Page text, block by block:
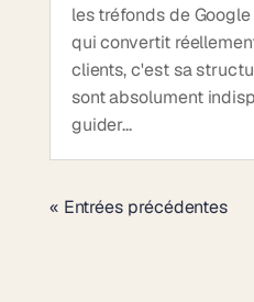
les tréfonds de
qui convertit
clients, c'est sa
sont absolument
guider...
« Entrées précédentes